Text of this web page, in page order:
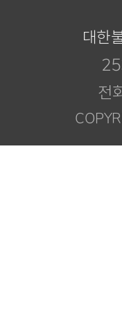
대한
전